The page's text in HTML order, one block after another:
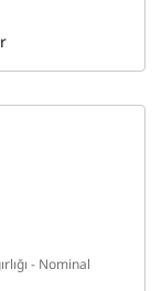
- Nominal